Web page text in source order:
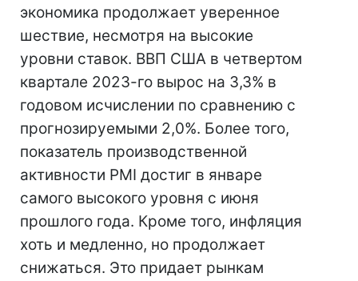
экономика продолжает уверенное
шествие, несмотря на высокие
уровни ставок. ВВП США в четвертом
квартале 2023-го вырос на 3,3% в
годовом исчислении по сравнению с
прогнозируемыми 2,0%. Более того,
показатель производственной
активности PMI достиг в январе
самого высокого уровня с июня
прошлого года. Кроме того, инфляция
хоть и медленно, но продолжает
снижаться. Это придает рынкам